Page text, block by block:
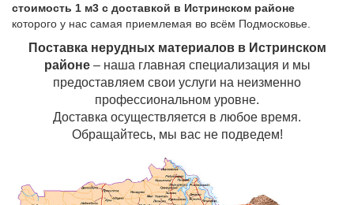
стоимость 1 м3 с доставкой в Истринском районе
которого у нас самая приемлемая во всём Подмосковье.
Поставка нерудных материалов в Истринском
районе– наша главная специализация и мы
предоставляем свои услуги на неизменно
профессиональном уровне.
Доставка осуществляется в любое время.
Обращайтесь, мы вас не подведем!